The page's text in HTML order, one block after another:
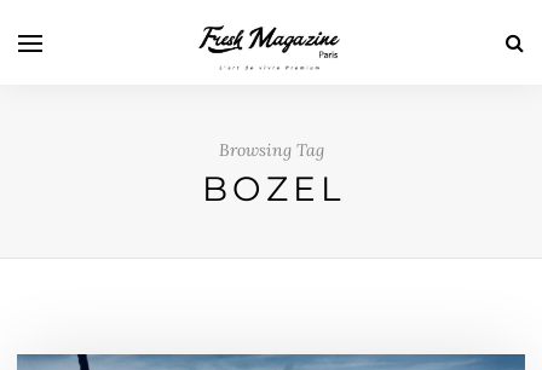
Browsing Tag
BOZEL